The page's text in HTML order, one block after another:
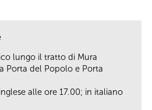
lungo il tratto di Mura
Porta del Popolo e Porta
alle ore 17.00; in italiano